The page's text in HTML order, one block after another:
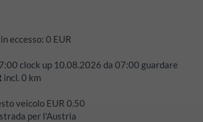
eccesso: 0 EUR
clock up 10.08.2026 da 07:00 guardare
incl. 0 km
veicolo EUR 0.50
per l'Austria